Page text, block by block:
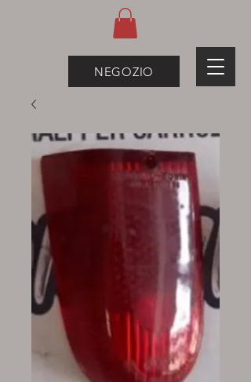
NEGOZIO